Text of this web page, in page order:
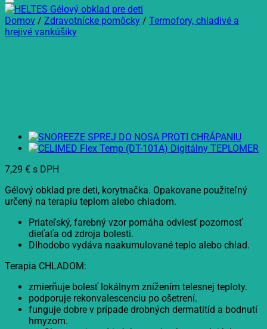
Domov / Zdravotnícke pomôcky / Termofory, chladivé a
hrejivé vankúšiky
7,29 € s DPH
Gélový obklad pre deti, korytnačka. Opakovane použiteľný
určený na terapiu teplom alebo chladom.
Priateľský, farebný vzor pomáha odviesť pozornosť
dieťaťa od zdroja bolesti.
Dlhodobo vydáva naakumulované teplo alebo chlad.
Terapia CHLADOM:
zmierňuje bolesť lokálnym znížením telesnej teploty.
podporuje rekonvalescenciu po ošetrení.
funguje dobre v prípade drobných dermatitíd a bodnutí
hmyzom.